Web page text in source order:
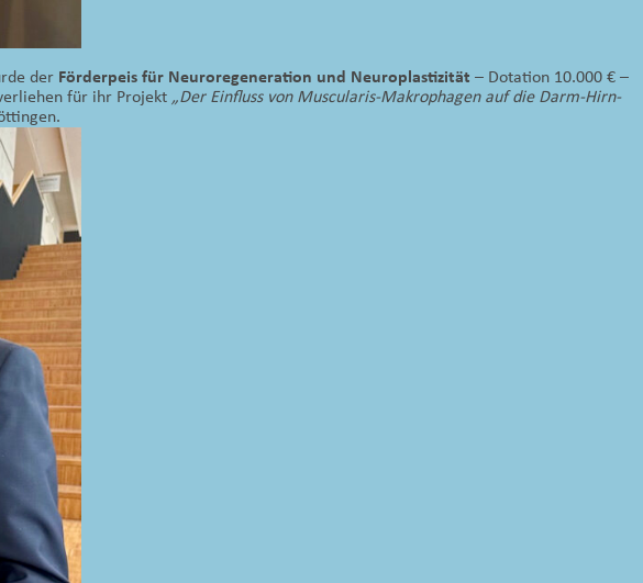
der Förderpeis für Neuroregeneration und Neuroplastizität – Dotation 10.000 € –
für ihr Projekt „Der Einfluss von Muscularis-Makrophagen auf die Darm-Hirn-